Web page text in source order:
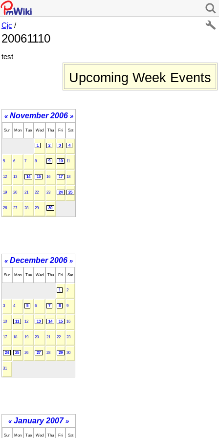
Cjc /
20061110
test
Upcoming Week Events
« November 2006 »
Sun Mon Tue Wed Thu Fri Sat
1 2 3 4
5 6 7 8 9 10 11
12 13 14 15 16 17 18
19 20 21 22 23 24 25
26 27 28 29 30
« December 2006 »
Sun Mon Tue Wed Thu Fri Sat
1 2
3 4 5 6 7 8 9
10 11 12 13 14 15 16
17 18 19 20 21 22 23
24 25 26 27 28 29 30
31
« January 2007 »
Sun Mon Tue Wed Thu Fri Sat